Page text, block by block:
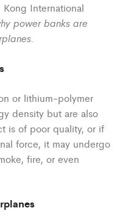
International
power banks are
or lithium-polymer
density but are also
is of poor quality, or if
force, it may undergo
fire, or even